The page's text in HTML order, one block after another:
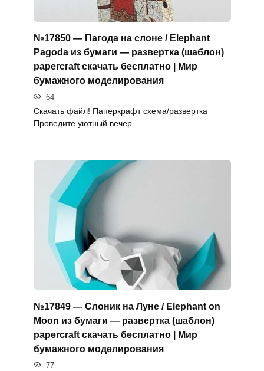
№17850 — Пагода на слоне / Elephant
Pagoda из бумаги — развертка (шаблон)
papercraft скачать бесплатно | Мир
бумажного моделирования
64
Скачать файл! Паперкрафт схема/развертка
Проведите уютный вечер
№17849 — Слоник на Луне / Elephant on
Moon из бумаги — развертка (шаблон)
papercraft скачать бесплатно | Мир
бумажного моделирования
77